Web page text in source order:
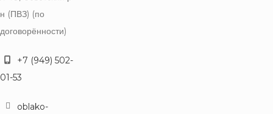
н (ПВЗ) (по
договорённости)
+7 (949) 502-
01-53
oblako-